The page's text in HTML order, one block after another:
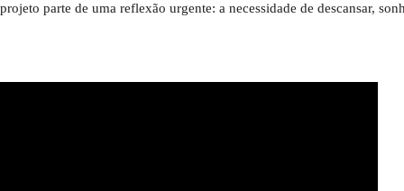
projeto parte de uma reflexão urgente: a necessidade de descansar,